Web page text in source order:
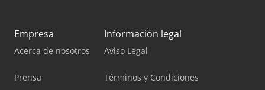
Empresa
Acerca de nosotros
Prensa
Información legal
Aviso Legal
Términos y Condiciones